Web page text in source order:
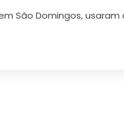
São Domingos, usaram